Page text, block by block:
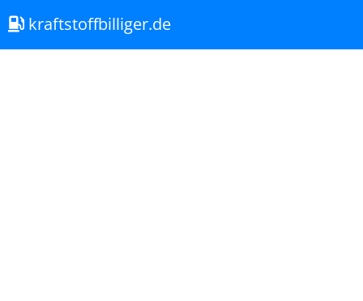
kraftstoffbilliger.de